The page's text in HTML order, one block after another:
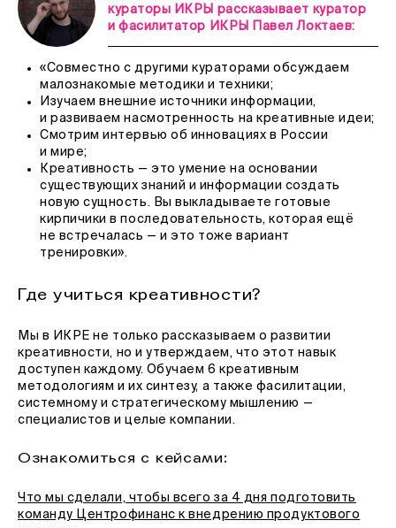
кураторы ИКРЫ рассказывает куратор
и фасилитатор ИКРЫ Павел Локтаев:
«Совместно с другими кураторами обсуждаем
малознакомые методики и техники;
Изучаем внешние источники информации,
и развиваем насмотренность на креативные идеи;
Смотрим интервью об инновациях в России
и мире;
Креативность — это умение на основании
существующих знаний и информации создать
новую сущность. Вы выкладываете готовые
кирпичики в последовательность, которая ещё
не встречалась — и это тоже вариант
тренировки».
Где учиться креативности?
Мы в ИКРЕ не только рассказываем о развитии
креативности, но и утверждаем, что этот навык
доступен каждому. Обучаем 6 креативным
методологиям и их синтезу, а также фасилитации,
системному и стратегическому мышлению —
специалистов и целые компании.
Ознакомиться с кейсами:
Что мы сделали, чтобы всего за 4 дня подготовить
команду Центрофинанс к внедрению продуктового